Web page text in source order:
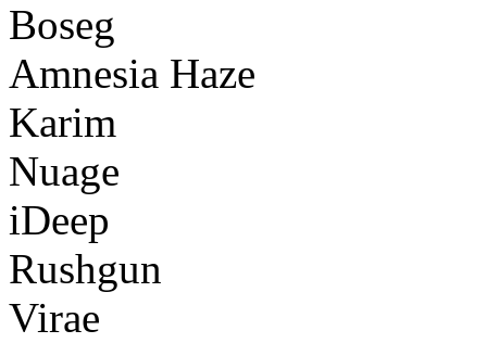
Boseg
Amnesia Haze
Karim
Nuage
iDeep
Rushgun
Virae